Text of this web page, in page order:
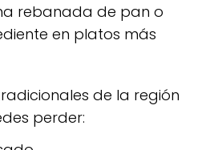
rebanada de pan o
en platos más
de la región
perder: